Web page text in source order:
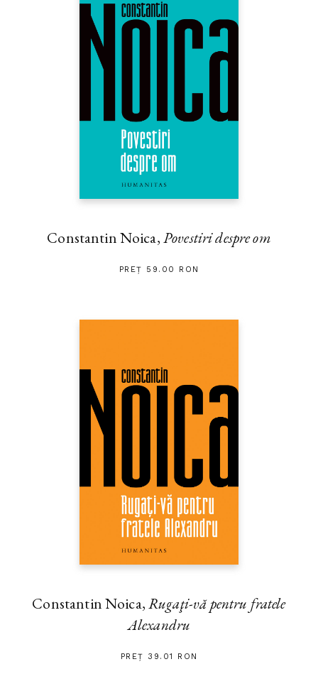
Constantin Noica,Povestiri despre om
PREȚ 59.00 RON
Constantin Noica,Rugaţi-vă pentru fratele
Alexandru
PREȚ 39.01 RON